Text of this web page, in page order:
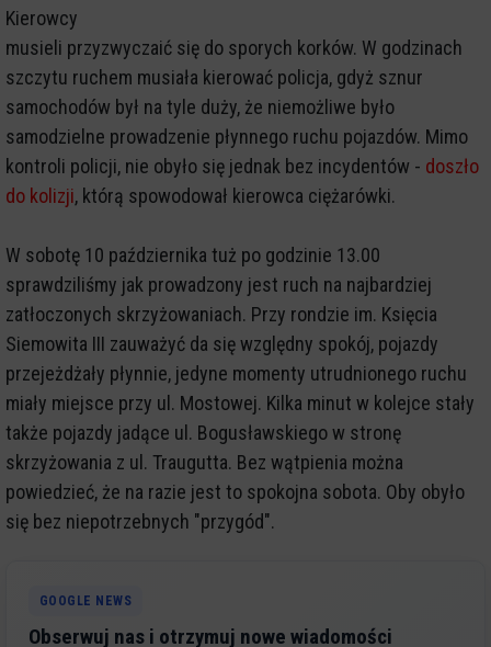
Kierowcy
musieli przyzwyczaić się do sporych korków. W godzinach
szczytu ruchem musiała kierować policja, gdyż sznur
samochodów był na tyle duży, że niemożliwe było
samodzielne prowadzenie płynnego ruchu pojazdów. Mimo
kontroli policji, nie obyło się jednak bez incydentów - doszło
do kolizji, którą spowodował kierowca ciężarówki.
W sobotę 10 października tuż po godzinie 13.00
sprawdziliśmy jak prowadzony jest ruch na najbardziej
zatłoczonych skrzyżowaniach. Przy rondzie im. Księcia
Siemowita III zauważyć da się względny spokój, pojazdy
przejeżdżały płynnie, jedyne momenty utrudnionego ruchu
miały miejsce przy ul. Mostowej. Kilka minut w kolejce stały
także pojazdy jadące ul. Bogusławskiego w stronę
skrzyżowania z ul. Traugutta. Bez wątpienia można
powiedzieć, że na razie jest to spokojna sobota. Oby obyło
się bez niepotrzebnych "przygód".
GOOGLE NEWS
Obserwuj nas i otrzymuj nowe wiadomości